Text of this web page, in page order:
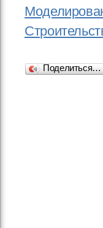
Поделиться…